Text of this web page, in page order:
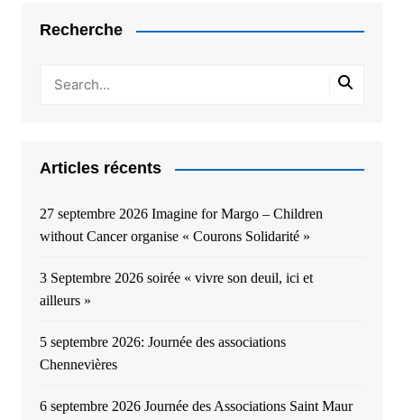
Recherche
Articles récents
27 septembre 2026 Imagine for Margo – Children
without Cancer organise « Courons Solidarité »
3 Septembre 2026 soirée « vivre son deuil, ici et
ailleurs »
5 septembre 2026: Journée des associations
Chennevières
6 septembre 2026 Journée des Associations Saint Maur